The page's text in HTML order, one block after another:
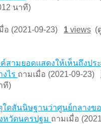
นาที)
อ (2021-09-23) 1views(ดู
สามยอดแสดงให้เห็นถึงปร
ไร ถามเมื่อ (2021-09-23)
ที)
ใดสันนิษฐานว่าศูนย์กลางข
หวัดนครปฐม ถามเมื่อ